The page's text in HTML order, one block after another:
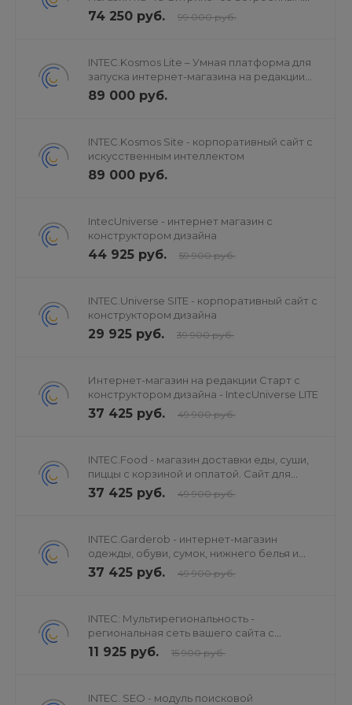
указания валюты для цены.
9) Выгрузка в произвольную иерархию разделов
каталога с автоматическим созданием разделов.
11) Фильтрация загружаемых элементов по любому
полю (например, загрузка товаров только одного
13) Поддержка SKU с генерацией товарных
предложений по любому набору свойств.
14) Деактивация отсутствующих в файле товаров.
16) Гибкий функционал округления цен.
17) Возможность импорта скидок.
18) Поддержка пользовательских свойств разделов.
20) Массовая загрузка изображений в папку на
сервере.
1) Импорт товаров в Битрикс из файлов поставщиков
(добавление и обновление товаров)
4) Массовая загрузка картинок к товарам.
5) Генерация торговых предложений на основе
импортируемых данных.
Примеры файлов импорта:
Общий импорт - https://drive.google.com/open?
Импорт картинок - https://drive.google.com/open?
искусственным интеллектом
74 250 руб. 99 000 руб.
INTEC.Kosmos Lite – Умная платформа для
запуска интернет-магазина на редакции
«Старт»
89 000 руб.
INTEC.Kosmos Site - корпоративный сайт с
искусственным интеллектом
89 000 руб.
IntecUniverse - интернет магазин с
конструктором дизайна
44 925 руб. 59 900 руб.
INTEC.Universe SITE - корпоративный сайт с
конструктором дизайна
29 925 руб. 39 900 руб.
Интернет-магазин на редакции Старт с
конструктором дизайна - IntecUniverse LITE
37 425 руб. 49 900 руб.
INTEC.Food - магазин доставки еды, суши,
пиццы с корзиной и оплатой. Сайт для
ресторанов и кафе
37 425 руб. 49 900 руб.
INTEC.Garderob - интернет-магазин
одежды, обуви, сумок, нижнего белья и
аксессуаров
37 425 руб. 49 900 руб.
INTEC: Мультирегиональность -
региональная сеть вашего сайта с
продвижением в поисковиках
11 925 руб. 15 900 руб.
INTEC. SEO - модуль поисковой